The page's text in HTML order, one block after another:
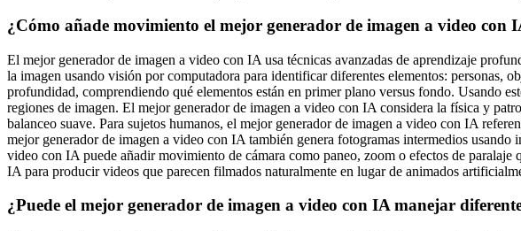
¿Cómo añade movimiento el mejor generador de imagen a video con
El mejor generador de imagen a video con IA usa técnicas avanzadas de aprendizaje
la imagen usando visión por computadora para identificar diferentes elementos: personas,
profundidad, comprendiendo qué elementos están en primer plano versus fondo. Usando
regiones de imagen. El mejor generador de imagen a video con IA considera la física y
balanceo suave. Para sujetos humanos, el mejor generador de imagen a video con IA
mejor generador de imagen a video con IA también genera fotogramas intermedios
video con IA puede añadir movimiento de cámara como paneo, zoom o efectos de
IA para producir videos que parecen filmados naturalmente en lugar de animados
¿Puede el mejor generador de imagen a video con IA manejar